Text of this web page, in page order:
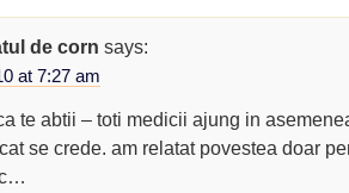
de corn says:
at 7:27 am
te abtii – toti medicii ajung in
se crede. am relatat povestea doar